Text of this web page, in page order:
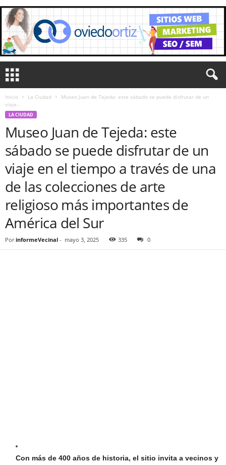
Inicio La Ciudad
Museo Juan de Tejeda: este sábado se puede disfrutar de un
viaje...
LA CIUDAD
Museo Juan de Tejeda: este
sábado se puede disfrutar de un
viaje en el tiempo a través de una
de las colecciones de arte
religioso más importantes de
América del Sur
Por informeVecinal - mayo 3, 2025 335 0
Con más de 400 años de historia, el sitio invita a vecinos y